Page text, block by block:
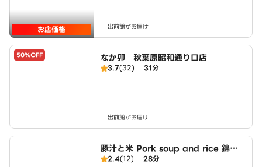
お店価格 出前館がお届け
50%OFF なか卯 秋葉原昭和通り口店
3.7(32) 31分
出前館がお届け
豚汁と米 Pork soup and rice 錦糸
町店
2.4(12) 28分